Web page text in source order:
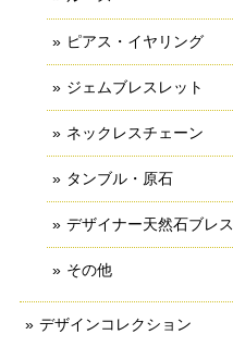
ピアス・イヤリング
ジェムブレスレット
ネックレスチェーン
タンブル・原石
デザイナー天然石ブレス
その他
デザインコレクション